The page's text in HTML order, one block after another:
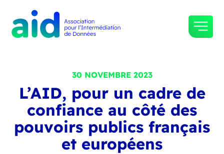
30 NOVEMBRE 2023
L’AID, pour un cadre de
confiance au côté des
pouvoirs publics français
et européens